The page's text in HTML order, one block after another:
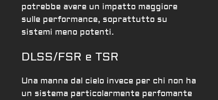
potrebbe avere un impatto maggiore
sulle performance, soprattutto su
sistemi meno potenti.
DLSS/FSR e TSR
Una manna dal cielo invece per chi non ha
un sistema particolarmente perfomante